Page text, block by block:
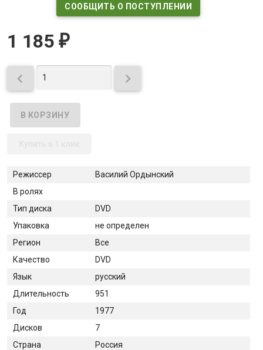
СООБЩИТЬ О ПОСТУПЛЕНИИ
1 185 ₽
 
Режиссер
Василий Ордынский
В ролях
Тип диска
DVD
Упаковка
не определен
Регион
Все
Качество
DVD
Язык
русский
Длительность
951
Год
1977
Дисков
7
Страна
Россия